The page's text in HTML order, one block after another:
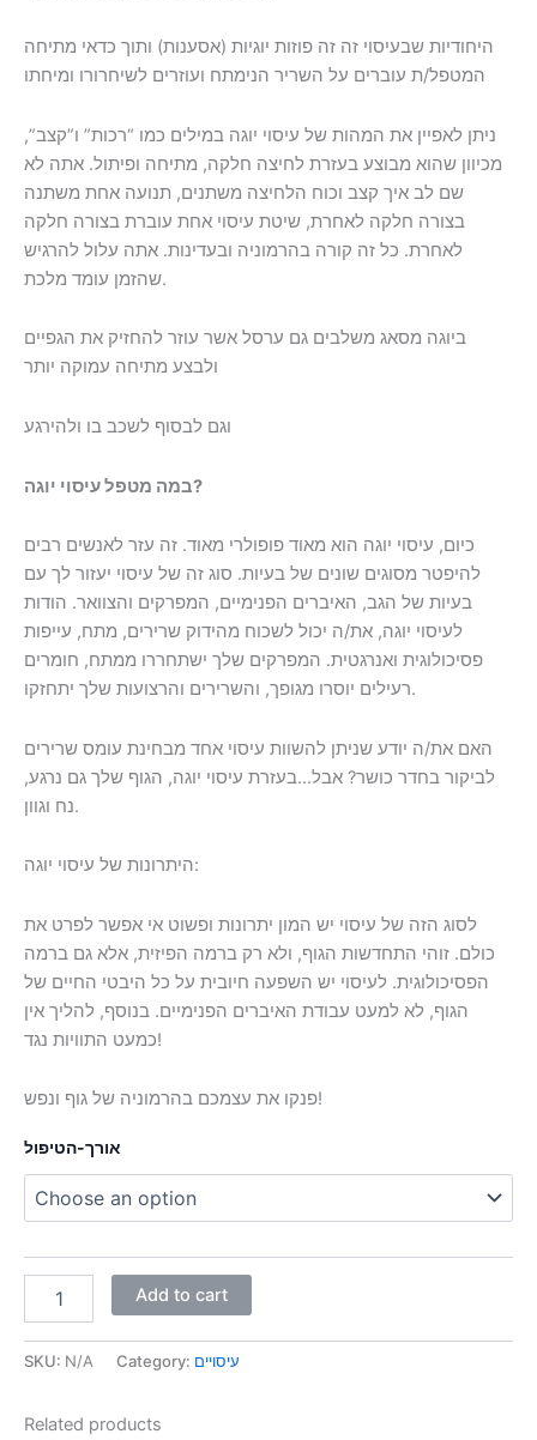
היחודיות שבעיסוי זה זה פוזות יוגיות (אסענות) ותוך כדאי מתיחה
המטפל/ת עוברים על השריר הנימתח ועוזרים לשיחרורו ומיחתו
ניתן לאפיין את המהות של עיסוי יוגה במילים כמו “רכות” ו”קצב”,
מכיוון שהוא מבוצע בעזרת לחיצה חלקה, מתיחה ופיתול. אתה לא
שם לב איך קצב וכוח הלחיצה משתנים, תנועה אחת משתנה
בצורה חלקה לאחרת, שיטת עיסוי אחת עוברת בצורה חלקה
לאחרת. כל זה קורה בהרמוניה ובעדינות. אתה עלול להרגיש
שהזמן עומד מלכת.
ביוגה מסאג משלבים גם ערסל אשר עוזר להחזיק את הגפיים
ולבצע מתיחה עמוקה יותר
וגם לבסוף לשכב בו ולהירגע
במה מטפל עיסוי יוגה?
כיום, עיסוי יוגה הוא מאוד פופולרי מאוד. זה עזר לאנשים רבים
להיפטר מסוגים שונים של בעיות. סוג זה של עיסוי יעזור לך עם
בעיות של הגב, האיברים הפנימיים, המפרקים והצוואר. הודות
לעיסוי יוגה, את/ה יכול לשכוח מהידוק שרירים, מתח, עייפות
פסיכולוגית ואנרגטית. המפרקים שלך ישתחררו ממתח, חומרים
רעילים יוסרו מגופך, והשרירים והרצועות שלך יתחזקו.
האם את/ה יודע שניתן להשוות עיסוי אחד מבחינת עומס שרירים
לביקור בחדר כושר? אבל…בעזרת עיסוי יוגה, הגוף שלך גם נרגע,
נח וגוון.
היתרונות של עיסוי יוגה:
לסוג הזה של עיסוי יש המון יתרונות ופשוט אי אפשר לפרט את
כולם. זוהי התחדשות הגוף, ולא רק ברמה הפיזית, אלא גם ברמה
הפסיכולוגית. לעיסוי יש השפעה חיובית על כל היבטי החיים של
הגוף, לא למעט עבודת האיברים הפנימיים. בנוסף, להליך אין
כמעט התוויות נגד!
פנקו את עצמכם בהרמוניה של גוף ונפש!
אורך-הטיפול
Add to cart
SKU: N/A Category: עיסויים
Related products